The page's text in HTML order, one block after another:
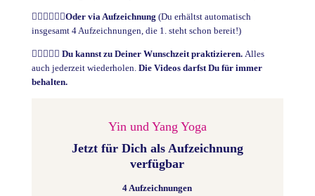
🧘🏻 🧘🏻️Oder via Aufzeichnung (Du erhältst automatisch
insgesamt 4 Aufzeichnungen, die 1. steht schon bereit!)
🧘🏽 🧘 ️ Du kannst zu Deiner Wunschzeit praktizieren. Alles
auch jederzeit wiederholen. Die Videos darfst Du für immer
behalten.
Yin und Yang Yoga
Jetzt für Dich als Aufzeichnung
verfügbar
4 Aufzeichnungen